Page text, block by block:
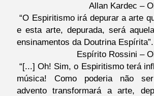
Allan Kardec –
“O Espiritismo irá depurar a arte
e esta arte, depurada, será
ensinamentos da Doutrina
Espírito Rossini –
“[...] Oh! Sim, o Espiritismo terá
música! Como poderia não
advento transformará a arte,